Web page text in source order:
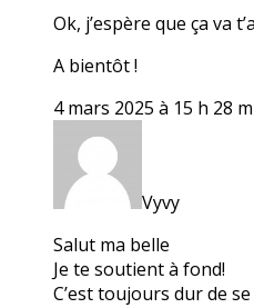
Ok, j’espère que ça va
A bientôt !
4 mars 2025 à 15 h 28
Vyvy
Salut ma belle
Je te soutient à fond!
C’est toujours dur de